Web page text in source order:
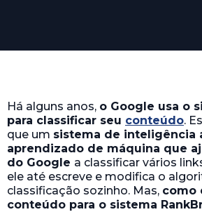
Há alguns anos, o Google usa o
para classificar seu conteúdo.
que um sistema de inteligência
aprendizado de máquina que
do Google a classificar vários
ele até escreve e modifica o
classificação sozinho. Mas, como
conteúdo para o sistema